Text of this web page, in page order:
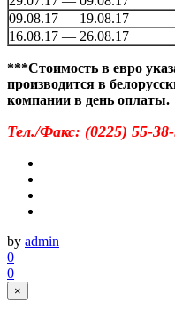
09.08.17 — 19.08.17
16.08.17 — 26.08.17
***Стоимость в евро
производится в
компании в день оплаты.
Тел./Факс: (0225) 55-
by admin
0
0
×